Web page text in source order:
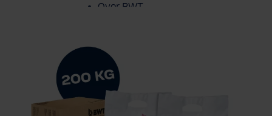
Over BWT
Vind een installateur